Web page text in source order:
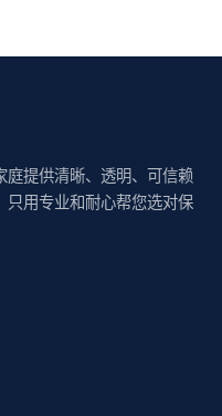
提供清晰、透明、可信赖
只用专业和耐心帮您选对保